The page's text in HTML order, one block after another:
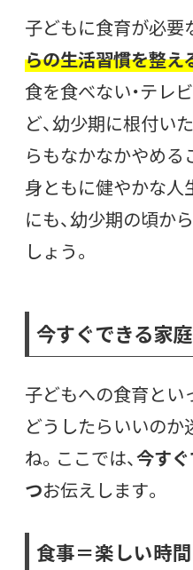
子どもに食育が必要
らの生活習慣を整え
食を食べない・テレ
ど、幼少期に根付い
らもなかなかやめる
身ともに健やかな人
にも、幼少期の頃か
しょう。
今すぐできる家
子どもへの食育とい
どうしたらいいのか
ね。ここでは、今す
つお伝えします。
食事＝楽しい時間